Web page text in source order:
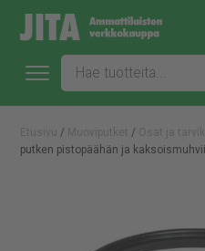
/ /
putken pistopäähän ja